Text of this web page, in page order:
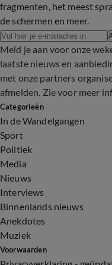
fragmenten, het meest
de schermen en meer.
Meld je aan voor onze
laatste nieuws en
met onze partners
afmelden. Zie voor meer
Categorieën
In de Wandelgangen
Sport
Politiek
Media
Nieuws
Interviews
Binnenlands nieuws
Anekdotes
Muziek
Voorwaarden